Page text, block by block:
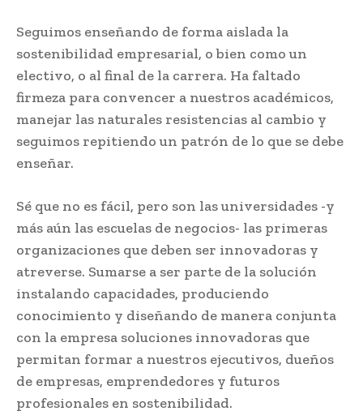
Seguimos enseñando de forma aislada la
sostenibilidad empresarial, o bien como un
electivo, o al final de la carrera. Ha faltado
firmeza para convencer a nuestros académicos,
manejar las naturales resistencias al cambio y
seguimos repitiendo un patrón de lo que se debe
enseñar.
Sé que no es fácil, pero son las universidades -y
más aún las escuelas de negocios- las primeras
organizaciones que deben ser innovadoras y
atreverse. Sumarse a ser parte de la solución
instalando capacidades, produciendo
conocimiento y diseñando de manera conjunta
con la empresa soluciones innovadoras que
permitan formar a nuestros ejecutivos, dueños
de empresas, emprendedores y futuros
profesionales en sostenibilidad.